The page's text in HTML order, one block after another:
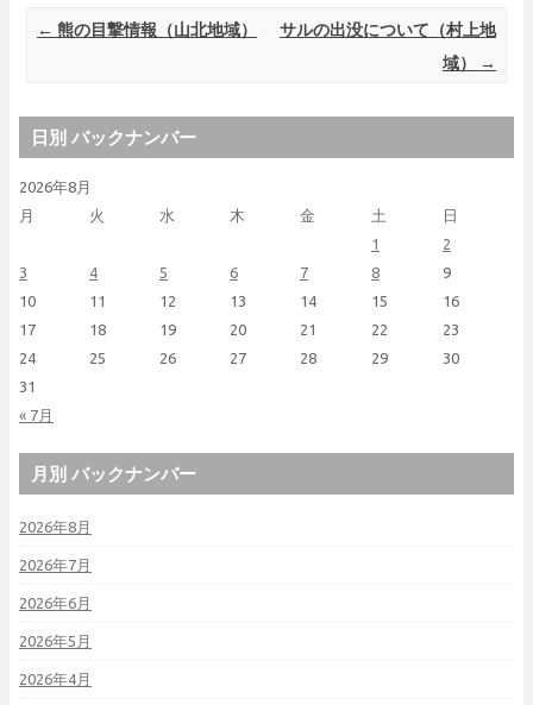
Post navigation
← 熊の目撃情報（山北地域）
サルの出没について（村上地
域）
→
日別 バックナンバー
2026年8月
月
火 水 木 金 土 日
« 7月
1
2
3
4 5 6 7 8
9
10
11 12 13 14 15
16
17
18 19 20 21 22
23
24
25 26 27 28 29
30
31
月別 バックナンバー
2026年8月
2026年7月
2026年6月
2026年5月
2026年4月